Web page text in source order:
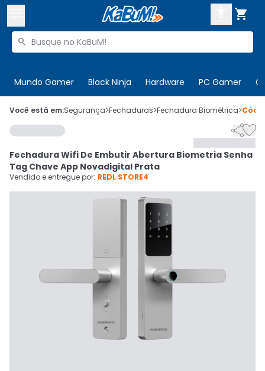

Buscar produtos

Mundo Gamer Black Ninja Hardware PC Gamer
 Olá. Acesse sua conta
 Departamentos
Cupons
CADASTRE-SE
Você está em:Segurança>Fechaduras>Fechadura Biométrica>

Fechadura Wifi De Embutir Abertura Biometria Senha
Tag Chave App Novadigital Prata
Vendido e entregue por: REDL STORE4